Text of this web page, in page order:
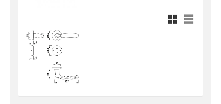
Rutnätsvy
Listvy